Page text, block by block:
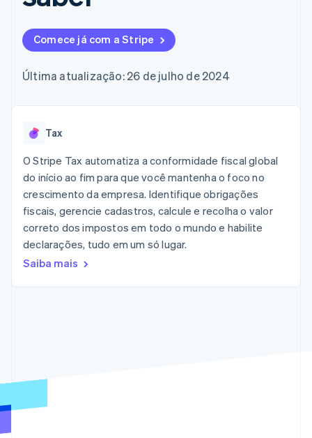
de 125
Boost
Otimizações
de aceitação
Checkout
contábil
Stripe Sigma
Relatórios
Data Pipeline
de dados
Mais
Product roadmap
Veja o que está chegando
Radar
Prevenção de fraudes
Atlas
Incorporação de startups
Stripe Sessions 2026
Plataformas
SaaS
Por setor
Hospitalidade, viagens
e lazer
Seguros
Mídia e entretenimento
Organizações sem fins
Setor público
uso
Emita cartões
stablecoins
Provisione e gerencie
Recursos
Integrações de
aplicativos
Exemplos de códigos
desenvolvedores
Status da API
produto
Conferência anual das
Carreiras
Sala de imprensa
Fale com a equipe de
vendas
Seja um parceiro
Comece já com a Stripe
Última atualização: 26 de julho de 2024
Tax
O Stripe Tax automatiza a conformidade fiscal global
do início ao fim para que você mantenha o foco no
crescimento da empresa. Identifique obrigações
fiscais, gerencie cadastros, calcule e recolha o valor
correto dos impostos em todo o mundo e habilite
declarações, tudo em um só lugar.
Saiba mais